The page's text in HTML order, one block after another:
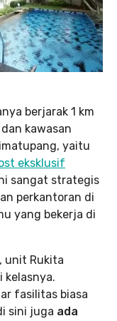
berjarak 1 km
kawasan
yaitu
eksklusif
sangat strategis
perkantoran di
yang bekerja di
unit Rukita
kelasnya.
fasilitas biasa
sini juga ada